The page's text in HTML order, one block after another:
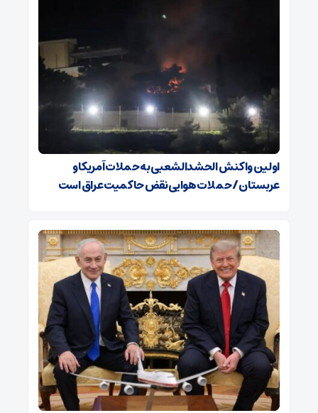
اولین واکنش الحشدالشعبی به حملات آمریکا و
عربستان / حملات هوایی نقض حاکمیت عراق است